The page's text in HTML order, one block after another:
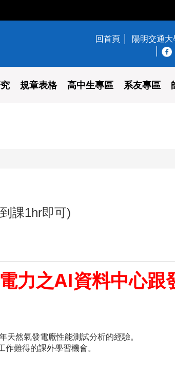
回首頁 陽明交通大
規章表格 高中生專區 系友專區
課1hr即可)
力之AI資料中心跟
然氣發電廠性能測試分析的經驗。
難得的課外學習機會。